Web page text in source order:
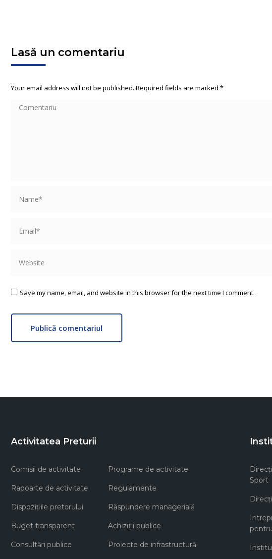
Lasă un comentariu
Your email address will not be published. Required fields are marked *
Comentariu
Save my name, email, and website in this browser for the next time I comment.
Publică comentariul
Activitatea Preturii
Comisii de activitate Programe de activitate
Rapoarte de activitate Regulamente
Dispozițiile pretorului Răspundere managerială
Buget transparent Achiziţii publice
Consultări publice Proiecte de infrastructură
Sport